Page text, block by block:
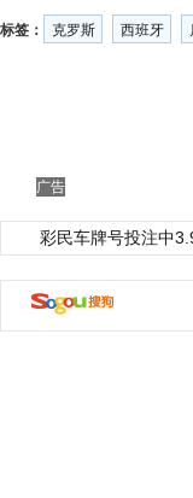
标签： 克罗斯 西班牙
广告
彩民车牌号投注中